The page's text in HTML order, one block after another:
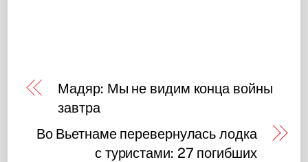
Мадяр: Мы не видим конца войны
завтра
Во Вьетнаме перевернулась лодка
с туристами: 27 погибших